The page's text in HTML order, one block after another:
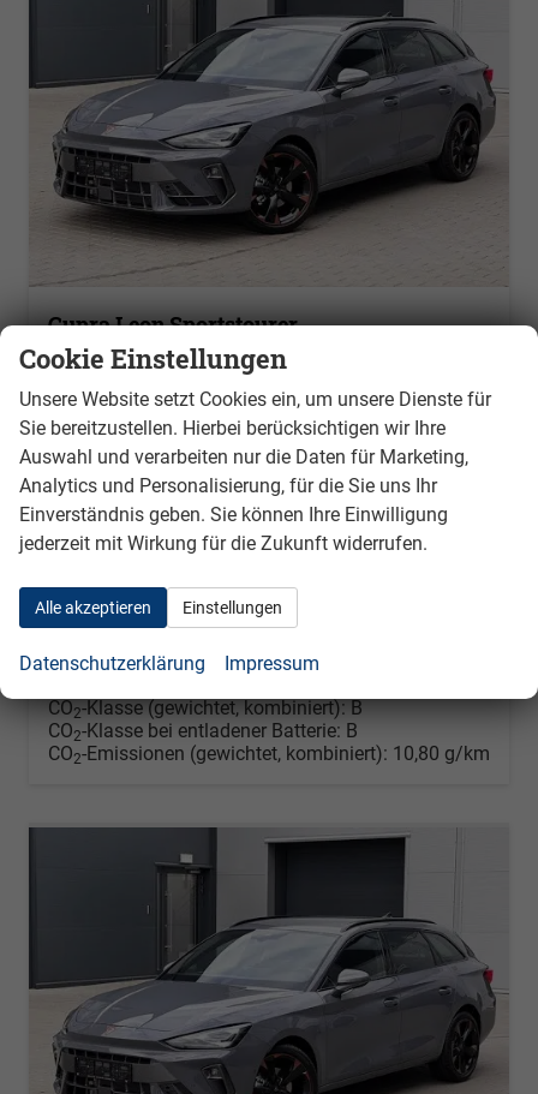
Cupra Leon Sportstourer
unverbindliche Lieferzeit:3 Monate Neuwagen
1115
Hybrid Benzin Leistung 200 kW (272 PS)
auf Anfrage
ohne MwSt.
Energieverbrauch (gewichtet, kombiniert):
Kraftstoffverbrauch bei entladener Batterie
kombiniert:1,20 l/100km
kombiniert: 13,80 kWh/100km
CO2-Klasse (gewichtet, kombiniert): B
CO2-Klasse bei entladener Batterie: B
CO2-Emissionen (gewichtet, kombiniert): 10,80 g/km
Cookie Einstellungen
Unsere Website setzt Cookies ein, um unsere Dienste für
Sie bereitzustellen. Hierbei berücksichtigen wir Ihre
Auswahl und verarbeiten nur die Daten für Marketing,
Analytics und Personalisierung, für die Sie uns Ihr
Einverständnis geben. Sie können Ihre Einwilligung
jederzeit mit Wirkung für die Zukunft widerrufen.
Alle akzeptieren Einstellungen
Datenschutzerklärung Impressum